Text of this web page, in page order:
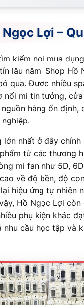
Lợi –
kiếm nơi mua
lâu năm, Shop Hồ
qua. Được nhiều
nối mi tin tưởng, cửa
hàng ổn định,
lớn nhất ở đây chính
từ các thương
mi fan như 5D,
cao về độ bền, độ
hiệu ứng tự nhiên
Hồ Ngọc Lợi còn
phụ kiện khác
nhu cầu học tập và